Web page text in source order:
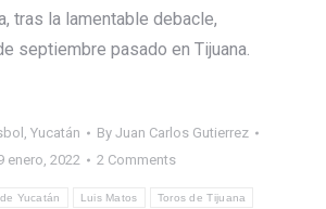
tras la lamentable debacle,
septiembre pasado en Tijuana.
, Yucatán By Juan Carlos Gutierrez
enero, 2022
2 Comments
Yucatán Luis Matos Toros de Tijuana